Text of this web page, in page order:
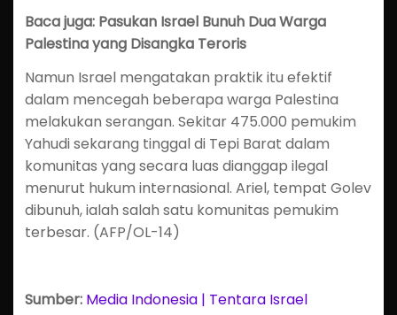
Baca juga: Pasukan Israel Bunuh Dua Warga
Palestina yang Disangka Teroris
Namun Israel mengatakan praktik itu efektif
dalam mencegah beberapa warga Palestina
melakukan serangan. Sekitar 475.000 pemukim
Yahudi sekarang tinggal di Tepi Barat dalam
komunitas yang secara luas dianggap ilegal
menurut hukum internasional. Ariel, tempat Golev
dibunuh, ialah salah satu komunitas pemukim
terbesar. (AFP/OL-14)
Sumber: Media Indonesia | Tentara Israel